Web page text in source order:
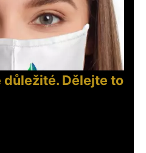
důležité. Dělejte to